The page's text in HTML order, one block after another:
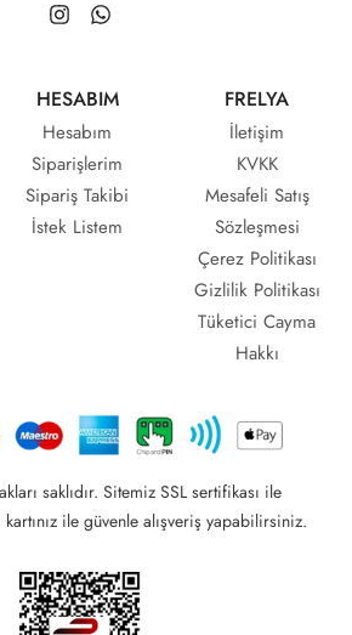
HESABIM
Hesabım
Siparişlerim
Sipariş Takibi
İstek Listem
FRELYA
İletişim
KVKK
Mesafeli Satış
Sözleşmesi
Çerez Politikası
Gizlilik Politikası
Tüketici Cayma
Hakkı
saklıdır. Sitemiz SSL sertifikası ile
ile güvenle alışveriş yapabilirsiniz.